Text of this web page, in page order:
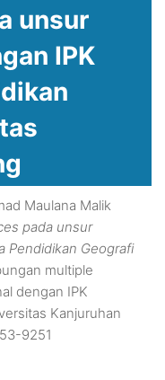
unsur
IPK
Maulana Malik
pada unsur
Pendidikan Geografi
multiple
dengan IPK
Kanjuruhan
9251